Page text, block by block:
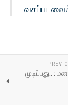
முடிப்பது.. :